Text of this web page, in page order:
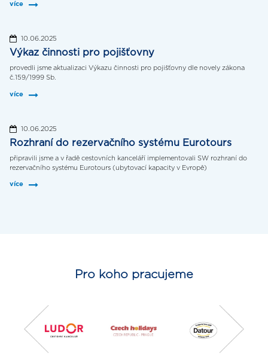
více
10.06.2025
Výkaz činnosti pro pojišťovny
provedli jsme aktualizaci Výkazu činnosti pro pojišťovny dle novely zákona
č.159/1999 Sb.
více
10.06.2025
Rozhraní do rezervačního systému Eurotours
připravili jsme a v řadě cestovních kanceláří implementovali SW rozhraní do
rezervačního systému Eurotours (ubytovací kapacity v Evropě)
více
Pro koho pracujeme